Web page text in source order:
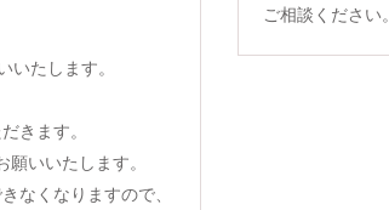
たします。
きます。
いいたします。
なくなりますので、
ご相談ください。